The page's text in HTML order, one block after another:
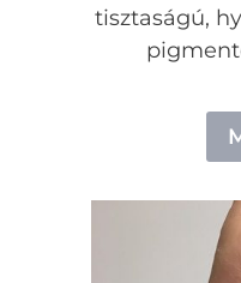
tisztaságú,